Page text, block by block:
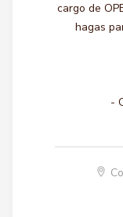
cargo de
hagas
-